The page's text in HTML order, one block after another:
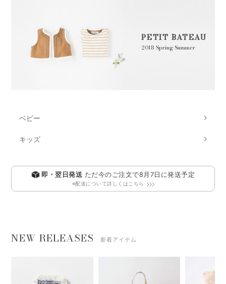
PETIT BATEAU
2018 Spring Summer
ベビー
キッズ
即・翌日発送 ただ今のご注文で8月7日 に発送予定
※配送について詳しくはこちら
NEW RELEASES 新着アイテム